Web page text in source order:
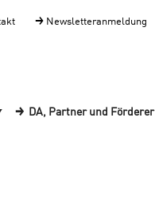
Newsletteranmeldung
DA, Partner und Förderer